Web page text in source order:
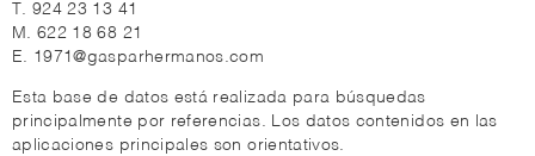
T. 924 23 13 41
M. 622 18 68 21
E. 1971@gasparhermanos.com
Esta base de datos está realizada para búsquedas
principalmente por referencias. Los datos contenidos en las
aplicaciones principales son orientativos.